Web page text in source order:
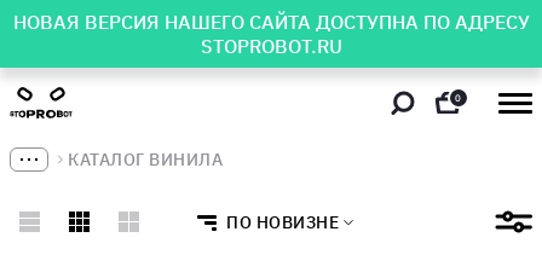
НОВАЯ ВЕРСИЯ НАШЕГО САЙТА ДОСТУПНА ПО АДРЕСУ
STOPROBOT.RU
0
КАТАЛОГ ВИНИЛА
ПО НОВИЗНЕ